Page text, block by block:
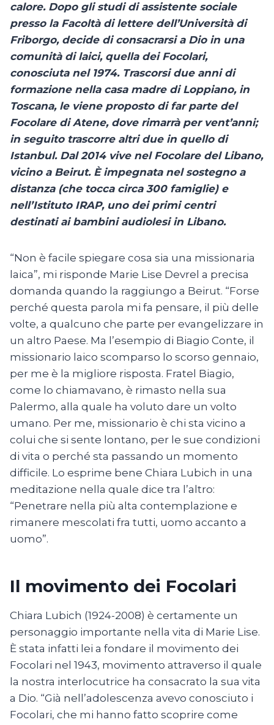
calore. Dopo gli studi di assistente sociale
presso la Facoltà di lettere dell’Università di
Friborgo, decide di consacrarsi a Dio in una
comunità di laici, quella dei Focolari,
conosciuta nel 1974. Trascorsi due anni di
formazione nella casa madre di Loppiano, in
Toscana, le viene proposto di far parte del
Focolare di Atene, dove rimarrà per vent’anni;
in seguito trascorre altri due in quello di
Istanbul. Dal 2014 vive nel Focolare del Libano,
vicino a Beirut. È impegnata nel sostegno a
distanza (che tocca circa 300 famiglie) e
nellʼIstituto IRAP, uno dei primi centri
destinati ai bambini audiolesi in Libano.
“Non è facile spiegare cosa sia una missionaria
laica”, mi risponde Marie Lise Devrel a precisa
domanda quando la raggiungo a Beirut. “Forse
perché questa parola mi fa pensare, il più delle
volte, a qualcuno che parte per evangelizzare in
un altro Paese. Ma l’esempio di Biagio Conte, il
missionario laico scomparso lo scorso gennaio,
per me è la migliore risposta. Fratel Biagio,
come lo chiamavano, è rimasto nella sua
Palermo, alla quale ha voluto dare un volto
umano. Per me, missionario è chi sta vicino a
colui che si sente lontano, per le sue condizioni
di vita o perché sta passando un momento
difficile. Lo esprime bene Chiara Lubich in una
meditazione nella quale dice tra l’altro:
“Penetrare nella più alta contemplazione e
rimanere mescolati fra tutti, uomo accanto a
uomo”.
Il movimento dei Focolari
Chiara Lubich (1924-2008) è certamente un
personaggio importante nella vita di Marie Lise.
È stata infatti lei a fondare il movimento dei
Focolari nel 1943, movimento attraverso il quale
la nostra interlocutrice ha consacrato la sua vita
a Dio. “Già nell’adolescenza avevo conosciuto i
Focolari, che mi hanno fatto scoprire come